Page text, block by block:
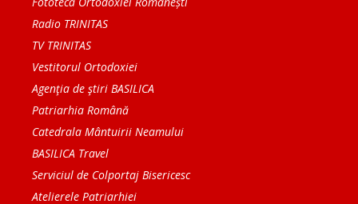
Radio TRINITAS
TV TRINITAS
Vestitorul Ortodoxiei
Agenţia de ştiri BASILICA
Patriarhia Română
Catedrala Mântuirii Neamului
BASILICA Travel
Serviciul de Colportaj Bisericesc
Atelierele Patriarhiei